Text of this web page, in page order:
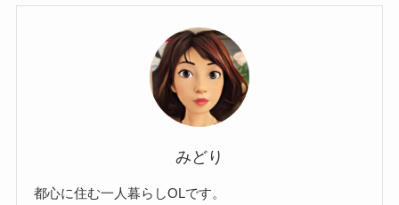
みどり
都心に住む一人暮らしOLです。